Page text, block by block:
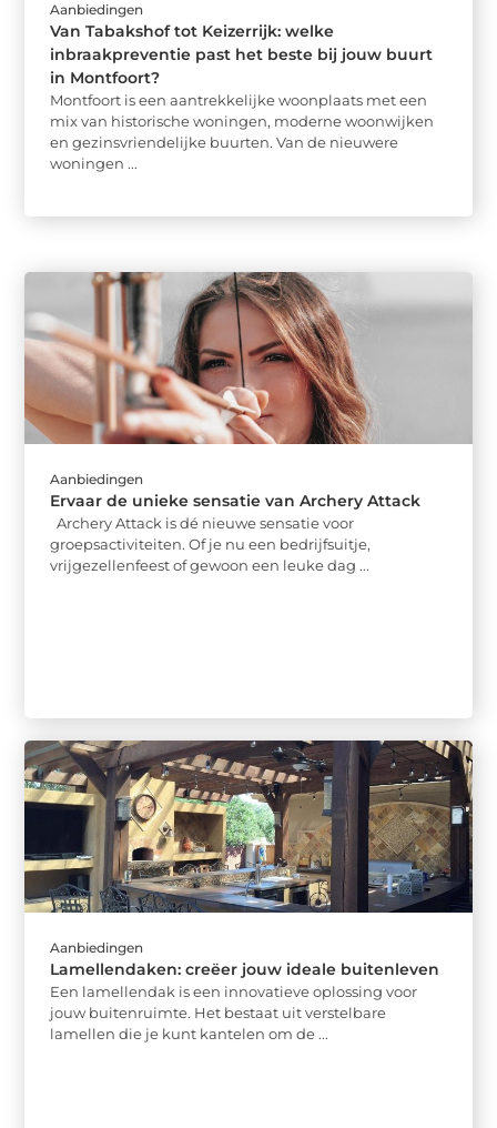
Aanbiedingen
Van Tabakshof tot Keizerrijk: welke
inbraakpreventie past het beste bij jouw buurt
in Montfoort?
Montfoort is een aantrekkelijke woonplaats met een
mix van historische woningen, moderne woonwijken
en gezinsvriendelijke buurten. Van de nieuwere
woningen ...
Aanbiedingen
Ervaar de unieke sensatie van Archery Attack
Archery Attack is dé nieuwe sensatie voor
groepsactiviteiten. Of je nu een bedrijfsuitje,
vrijgezellenfeest of gewoon een leuke dag ...
Aanbiedingen
Lamellendaken: creëer jouw ideale buitenleven
Een lamellendak is een innovatieve oplossing voor
jouw buitenruimte. Het bestaat uit verstelbare
lamellen die je kunt kantelen om de ...